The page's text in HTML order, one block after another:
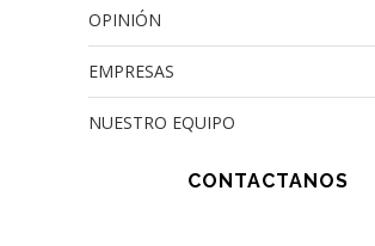
OPINIÓN
EMPRESAS
NUESTRO EQUIPO
CONTACTANOS